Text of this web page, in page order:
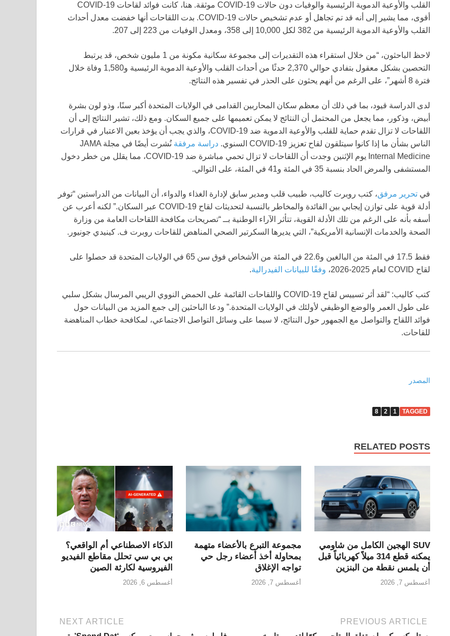
القلب والأوعية الدموية الرئيسية والوفيات دون حالات COVID-19 موثقة. هنا، كانت فوائد لقاحات COVID-19
أقوى، مما يشير إلى أنه قد تم تجاهل أو عدم تشخيص حالات COVID-19. بدت اللقاحات أنها خفضت معدل أحداث
القلب والأوعية الدموية الرئيسية من 382 لكل 10,000 إلى 358، ومعدل الوفيات من 223 إلى 207.
لاحظ الباحثون، “من خلال استقراء هذه التقديرات إلى مجموعة سكانية مكونة من 1 مليون شخص، قد يرتبط
التحصين بشكل معقول بتفادي حوالي 2,370 حدثًا من أحداث القلب والأوعية الدموية الرئيسية و1,580 وفاة خلال
فترة 8 أشهر”، على الرغم من أنهم يحثون على الحذر في تفسير هذه النتائج.
لدى الدراسة قيود، بما في ذلك أن معظم سكان المحاربين القدامى في الولايات المتحدة أكبر سنًا، وذو لون بشرة
أبيض، وذكور، مما يجعل من المحتمل أن النتائج لا يمكن تعميمها على جميع السكان. ومع ذلك، تشير النتائج إلى أن
اللقاحات لا تزال تقدم حماية للقلب والأوعية الدموية ضد COVID-19، والذي يجب أن يؤخذ بعين الاعتبار في قرارات
الناس بشأن ما إذا كانوا سيتلقون لقاح تعزيز COVID-19 السنوي.
دراسة مرفقة
نُشرت أيضًا في مجلة JAMA
Internal Medicine يوم الإثنين وجدت أن اللقاحات لا تزال تحمي مباشرة ضد COVID-19، مما يقلل من خطر دخول
المستشفى والمرض الحاد بنسبة 35 في المئة و41 في المئة، على التوالي.
في تحرير مرفق، كتب روبرت كاليب، طبيب قلب ومدير سابق لإدارة الغذاء والدواء، أن البيانات من الدراستين “توفر
أدلة قوية على توازن إيجابي بين الفائدة والمخاطر بالنسبة لتحديثات لقاح COVID-19 عبر السكان.” لكنه أعرب عن
أسفه بأنه على الرغم من تلك الأدلة القوية، تتأثر الآراء الوطنية بــ “تصريحات مكافحة اللقاحات العامة من وزارة
الصحة والخدمات الإنسانية الأمريكية”، التي يديرها السكرتير الصحي المناهض للقاحات روبرت ف. كينيدي جونيور.
فقط 17.5 في المئة من البالغين و22.6 في المئة من الأشخاص فوق سن 65 في الولايات المتحدة قد حصلوا على
لقاح COVID لعام 2025-2026،
وفقًا للبيانات الفيدرالية.
كتب كاليب: “لقد أثر تسييس لقاح COVID-19 واللقاحات القائمة على الحمض النووي الريبي المرسال بشكل سلبي
على طول العمر والوضع الوظيفي لأولئك في الولايات المتحدة.” ودعا الباحثين إلى جمع المزيد من البيانات حول
فوائد اللقاح والتواصل مع الجمهور حول النتائج، لا سيما على وسائل التواصل الاجتماعي، لمكافحة خطاب المناهضة
للقاحات.
المصدر
TAGGED
1
2
8
RELATED POSTS
SUV الهجين الكامل من شاومي
يمكنه قطع 314 ميلاً كهربائياً قبل
أن يلمس نقطة من البنزين
أغسطس 7, 2026
مجموعة التبرع بالأعضاء متهمة
بمحاولة أخذ أعضاء رجل حي
تواجه الإغلاق
أغسطس 7, 2026
الذكاء الاصطناعي أم الواقعي؟
بي بي سي تحلل مقاطع الفيديو
الفيروسية لكارثة الصين
أغسطس 6, 2026
PREVIOUS ARTICLE
NEXT ARTICLE